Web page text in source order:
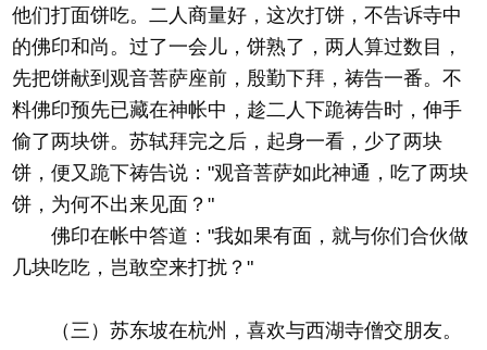
他们打面饼吃。二人商量好，这次打饼，不告诉寺中
的佛印和尚。过了一会儿，饼熟了，两人算过数目，
先把饼献到观音菩萨座前，殷勤下拜，祷告一番。不
料佛印预先已藏在神帐中，趁二人下跪祷告时，伸手
偷了两块饼。苏轼拜完之后，起身一看，少了两块
饼，便又跪下祷告说："观音菩萨如此神通，吃了两块
饼，为何不出来见面？"
佛印在帐中答道："我如果有面，就与你们合伙做
几块吃吃，岂敢空来打扰？"
（三）苏东坡在杭州，喜欢与西湖寺僧交朋友。